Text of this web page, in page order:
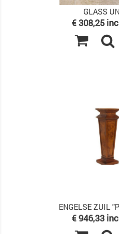
GLASS
Prijs
€ 308,25
ENGELSE ZUIL
Prijs
€ 946,33